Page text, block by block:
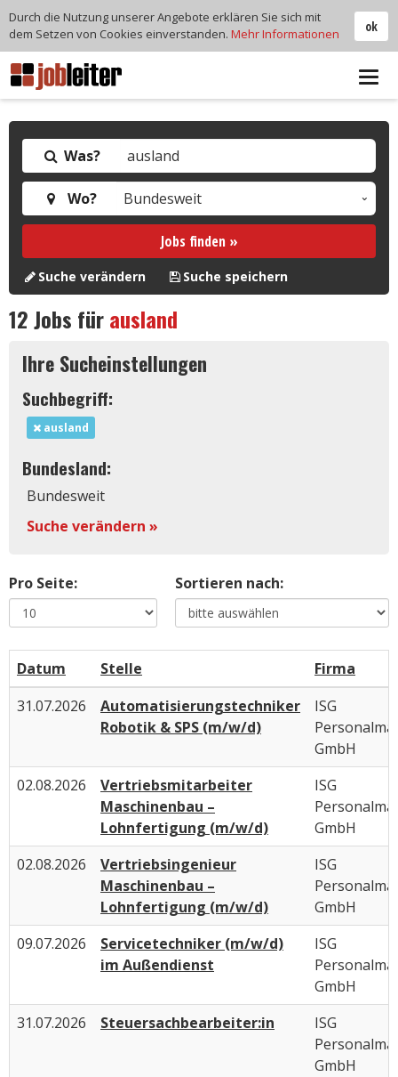
Was?
Wo?
Jobs finden »
Suche verändern Suche speichern
12Jobs fürausland
Ihre Sucheinstellungen
Suchbegriff:
ausland
Bundesland:
Bundesweit
Suche verändern »
Pro Seite: Sortieren nach:
Datum Stelle
Firma
31.07.2026
Automatisierungstechniker
Robotik & SPS (m/w/d)
ISG
GmbH
02.08.2026
Vertriebsmitarbeiter
Maschinenbau –
Lohnfertigung (m/w/d)
ISG
GmbH
02.08.2026
Vertriebsingenieur
Maschinenbau –
Lohnfertigung (m/w/d)
ISG
GmbH
09.07.2026
Servicetechniker (m/w/d)
im Außendienst
ISG
GmbH
31.07.2026
Steuersachbearbeiter:in
ISG
GmbH
ok
Durch die Nutzung unserer Angebote erklären Sie sich mit
dem Setzen von Cookies einverstanden. Mehr Informationen